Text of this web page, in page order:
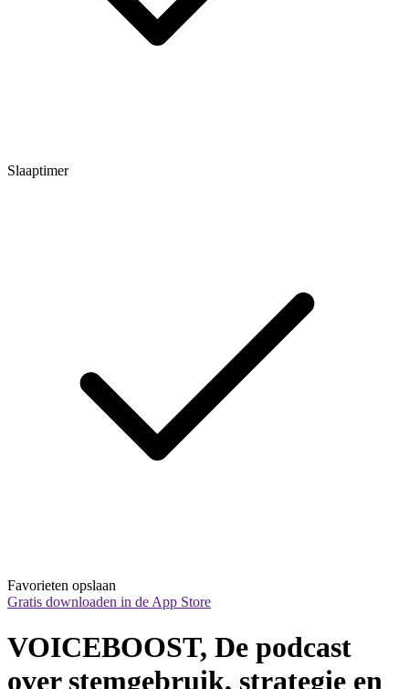
Slaaptimer
Favorieten opslaan
Gratis downloaden in de App Store
VOICEBOOST, De podcast
over stemgebruik, strategie en